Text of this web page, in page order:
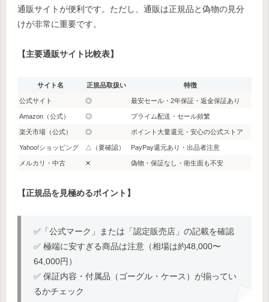
通販サイトが便利です。ただし、通販は正規品と偽物の見分
けが非常に重要です。
【主要通販サイト比較表】
サイト名 正規品取扱い 特徴
公式サイト ◎ 最安セール・2年保証・返金保証あり
Amazon（公式） ◎ プライム配送・セール頻繁
楽天市場（公式） ◎ ポイント大量還元・安心の公式ストア
Yahoo!ショッピング △（要確認） PayPay還元あり・出品者注意
メルカリ・中古 ✕ 偽物・保証なし・衛生面も不安
【正規品を見極めるポイント】
✅「公式マーク」または「認定販売店」の記載を確認
✅ 極端に安すぎる商品は注意（相場は約48,000〜
64,000円）
✅ 保証内容・付属品（ゴーグル・ケース）が揃ってい
るかチェック